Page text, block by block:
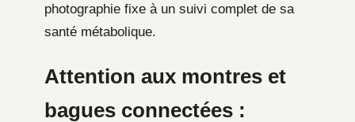
photographie fixe à un suivi complet de sa
santé métabolique.
Attention aux montres et
bagues connectées :